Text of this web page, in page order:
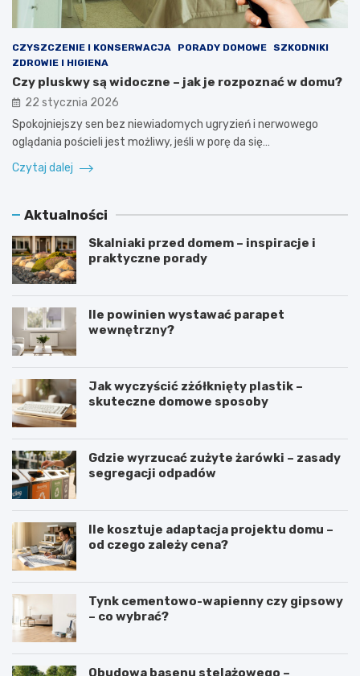
CZYSZCZENIE I KONSERWACJA PORADY DOMOWE
SZKODNIKI
ZDROWIE I HIGIENA
Czy pluskwy są widoczne – jak je rozpoznać w domu?
22 stycznia 2026
Spokojniejszy sen bez niewiadomych ugryzień i nerwowego
oglądania pościeli jest możliwy, jeśli w porę da się…
Czytaj dalej
Aktualności
Skalniaki przed domem – inspiracje i
praktyczne porady
Ile powinien wystawać parapet
wewnętrzny?
Jak wyczyścić zżółknięty plastik –
skuteczne domowe sposoby
Gdzie wyrzucać zużyte żarówki – zasady
segregacji odpadów
Ile kosztuje adaptacja projektu domu –
od czego zależy cena?
Tynk cementowo-wapienny czy gipsowy
– co wybrać?
Obudowa basenu stelażowego –